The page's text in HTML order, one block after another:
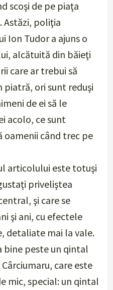
scoşi de pe piaţa
Astăzi, poliţia
Ion Tudor a ajuns o
alcătuită din băieţi
care ar trebui să
piatră, ori sunt reduşi
de ei să le
acolo, ce sunt
oamenii când trec pe
articolului este totuşi
priveliştea
şi care se
şi ani, cu efectele
detaliate mai la vale.
bine peste un qintal
care este
mic, special: un qintal